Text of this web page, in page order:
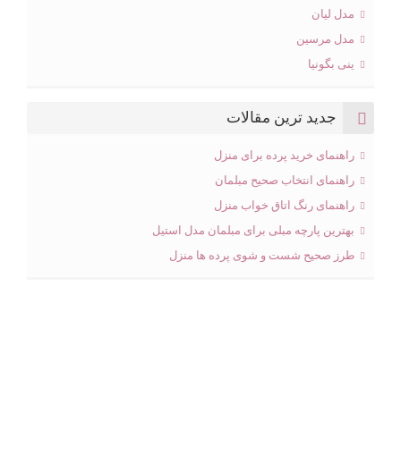
مدل لیان
مدل مرسین
ینی بگونیا
جدید ترین مقالات
راهنمای خرید پرده برای منزل
راهنمای انتخاب صحیح مبلمان
راهنمای رنگ اتاق خواب منزل
بهترین پارچه مبلی برای مبلمان مدل استیل
طرز صحیح شست و شوی پرده ها منزل